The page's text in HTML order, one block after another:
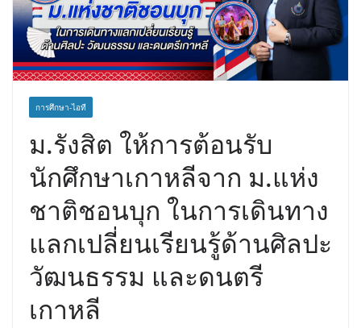
การศึกษา-ไอที
ม.รังสิต ให้การต้อนรับ
นักศึกษาเกาหลีจาก ม.แห่ง
ชาติชอนบุก ในการเดินทาง
แลกเปลี่ยนเรียนรู้ด้านศิลปะ
วัฒนธรรม และดนตรี
เกาหลี